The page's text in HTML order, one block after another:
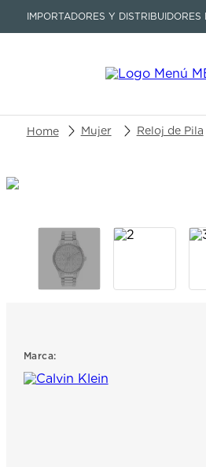
IMPORTADORES Y
Buscar un producto o artículo
Mujer Reloj de Pila
Marca: